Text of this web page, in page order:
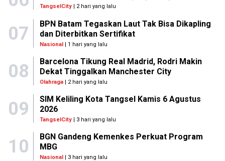
TangselCity | 2 hari yang lalu
07
BPN Batam Tegaskan Laut Tak Bisa Dikapling
dan Diterbitkan Sertifikat
Nasional| 1 hari yang lalu
08
Barcelona Tikung Real Madrid, Rodri Makin
Dekat Tinggalkan Manchester City
Olahraga| 2 hari yang lalu
09
SIM Keliling Kota Tangsel Kamis 6 Agustus
2026
TangselCity| 3 hari yang lalu
10
BGN Gandeng Kemenkes Perkuat Program
MBG
Nasional| 3 hari yang lalu